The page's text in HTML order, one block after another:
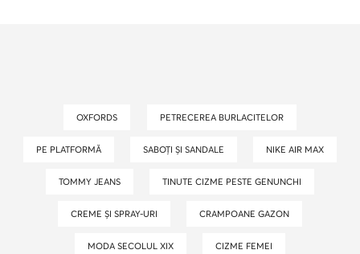
OXFORDS PETRECEREA BURLACITELOR
PE PLATFORMĂ SABOȚI ȘI SANDALE NIKE AIR MAX
TOMMY JEANS TINUTE CIZME PESTE GENUNCHI
CREME ȘI SPRAY-URI CRAMPOANE GAZON
MODA SECOLUL XIX CIZME FEMEI